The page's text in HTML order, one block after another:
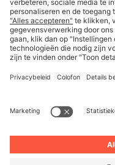
Nederlands